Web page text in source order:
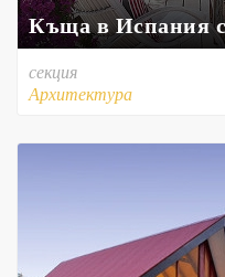
Къща в Испания с
секция
Архитектура